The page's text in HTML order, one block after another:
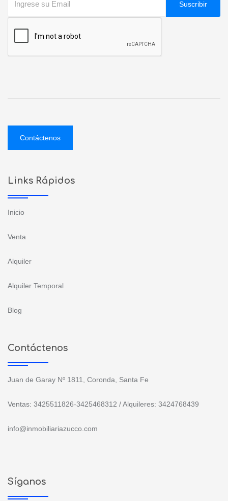
Suscribir
Contáctenos
Links Rápidos
Inicio
Venta
Alquiler
Alquiler Temporal
Blog
Contáctenos
Juan de Garay Nº 1811, Coronda, Santa Fe
Ventas: 3425511826-3425468312 / Alquileres: 3424768439
info@inmobiliariazucco.com
Síganos